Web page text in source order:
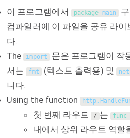
이 프로그램에서 package main 구
컴파일러에 이 파일을 공유 라
다.
The import 문은 프로그램이 작
서는 fmt (텍스트 출력용) 및 net
니다.
Using the function http .
첫 번째 라우트 / 는 func
내에서 상위 라우트 역